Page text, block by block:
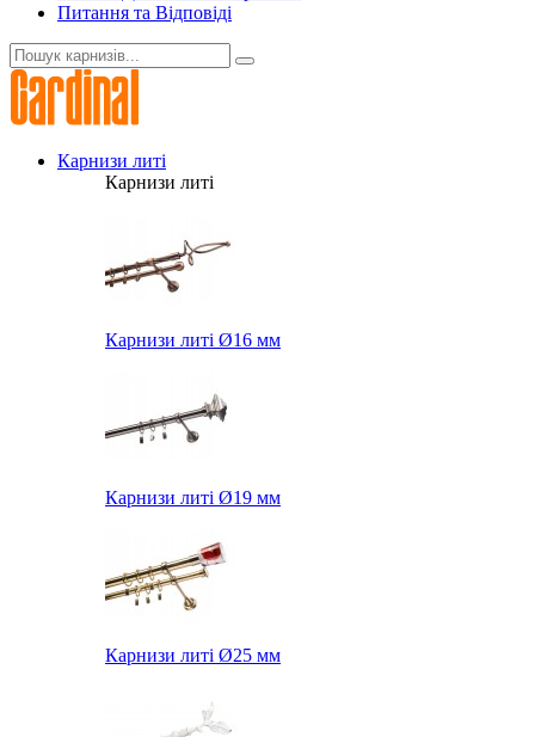
Питання та Відповіді
Карнизи литі
Карнизи литі
Карнизи литі Ø16 мм
Карнизи литі Ø19 мм
Карнизи литі Ø25 мм